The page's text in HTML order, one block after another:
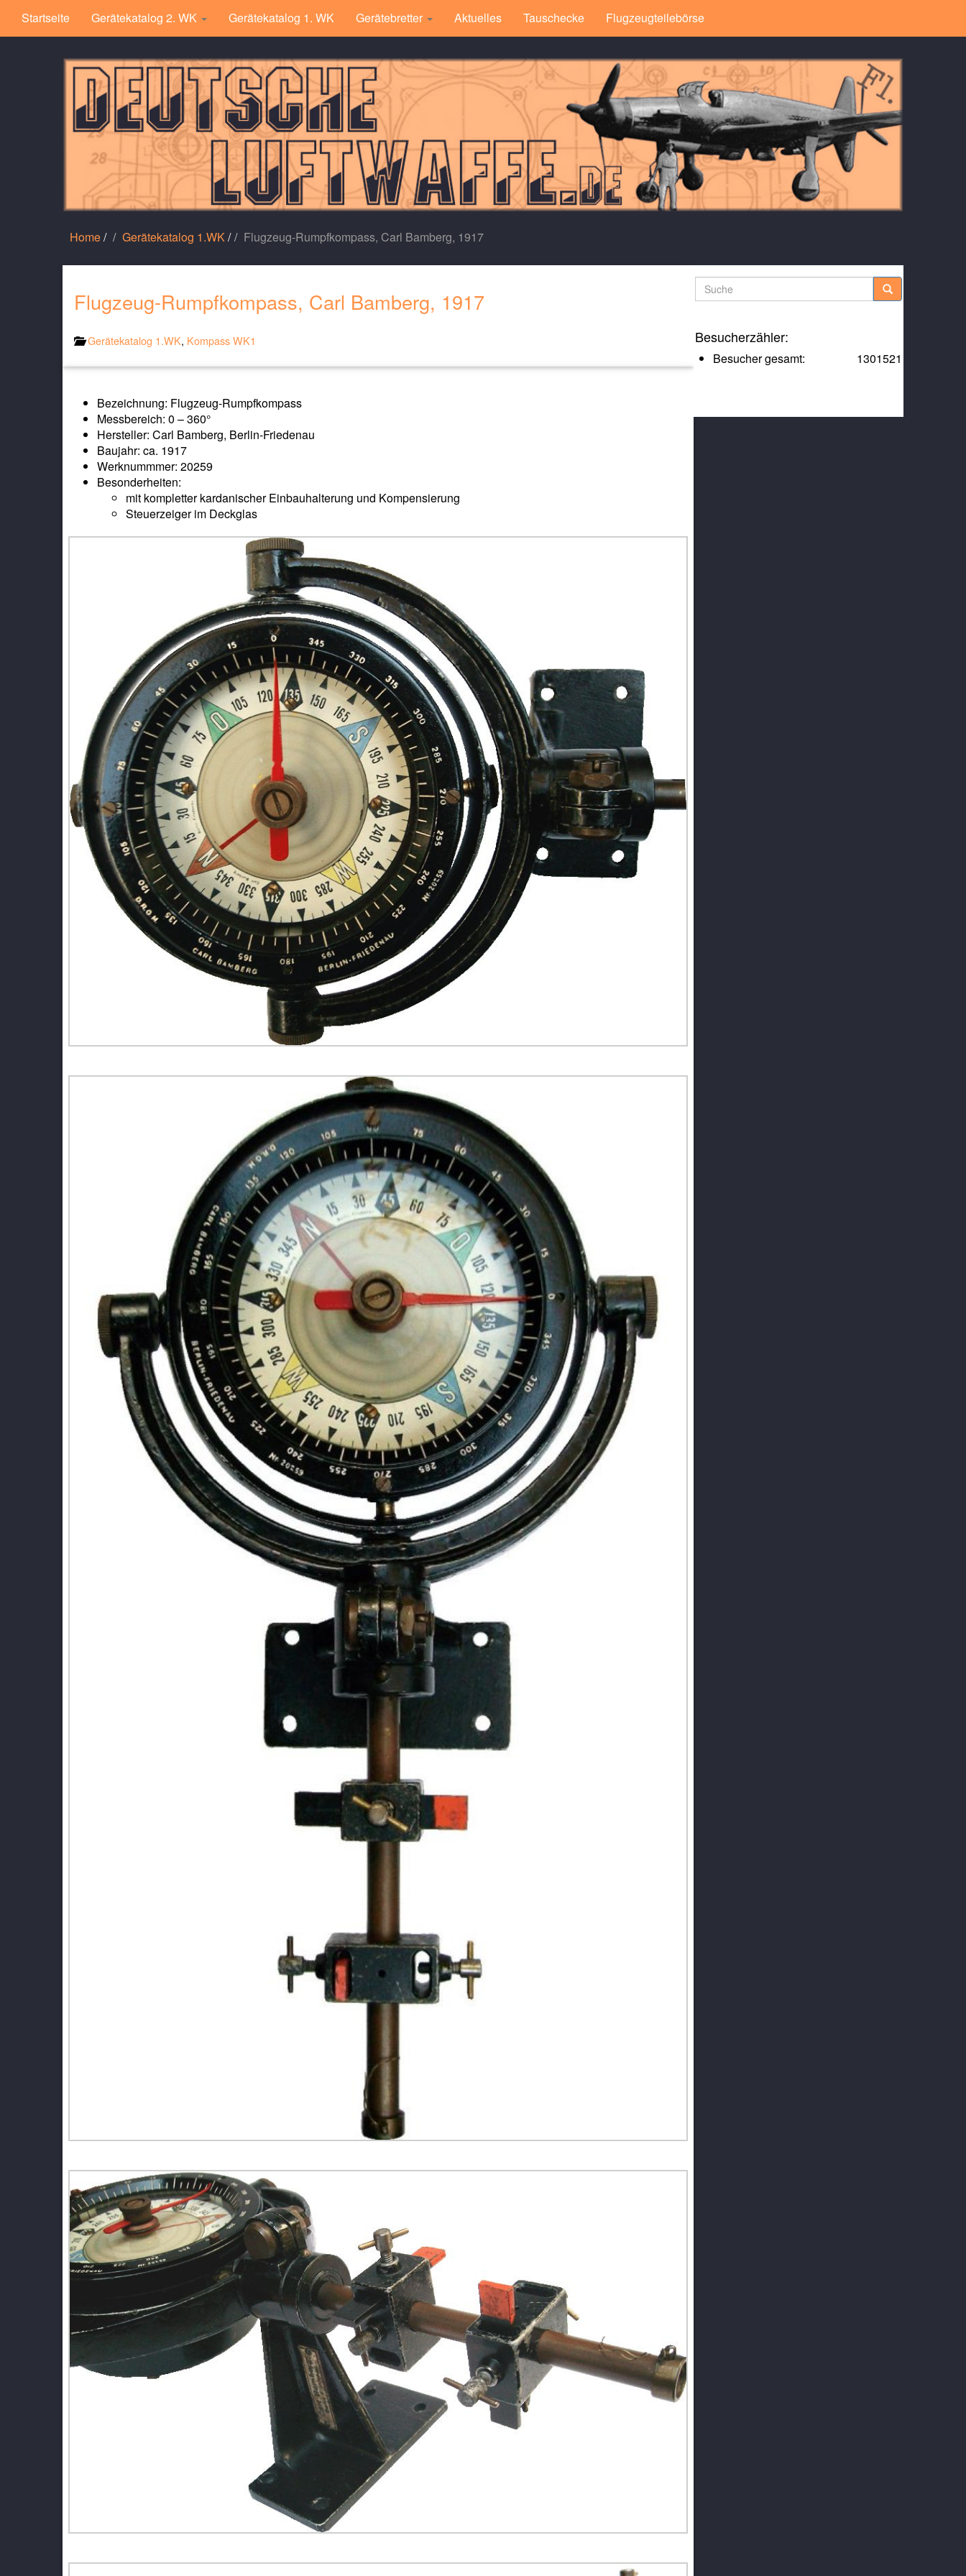
Startseite Gerätekatalog 2. WK Gerätekatalog 1. WK Gerätebretter Aktuelles Tauschecke Flugzeugteilebörse
Home/ Gerätekatalog 1.WK / Flugzeug-Rumpfkompass, Carl Bamberg, 1917
Flugzeug-Rumpfkompass, Carl Bamberg, 1917
Gerätekatalog 1.WK, Kompass WK1
Bezeichnung: Flugzeug-Rumpfkompass
Messbereich: 0 – 360°
Hersteller: Carl Bamberg, Berlin-Friedenau
Baujahr: ca. 1917
Werknummmer: 20259
Besonderheiten:
mit kompletter kardanischer Einbauhalterung und Kompensierung
Steuerzeiger im Deckglas
Suche
Besucherzähler:
1301521
Besucher gesamt: